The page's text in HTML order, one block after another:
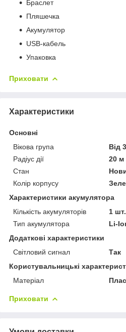
Браслет
Пляшечка
Акумулятор
USB-кабель
Упаковка
Приховати
Характеристики
Основні
Вікова група
Від
Радіус дії
20 м
Стан
Колір корпусу
Характеристики акумулятора
Кількість акумуляторів
1 шт.
Тип акумулятора
Li-
Додаткові характеристики
Світловий сигнал
Так
Користувальницькі
Матеріал
Приховати